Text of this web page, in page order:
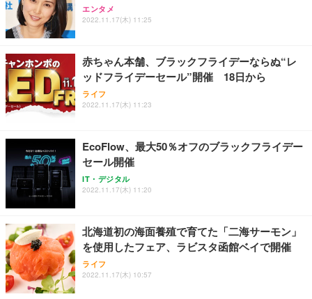
エンタメ
2022.11.17(木) 11:25
赤ちゃん本舗、ブラックフライデーならぬ“レ
ッドフライデーセール”開催 18日から
ライフ
2022.11.17(木) 11:23
EcoFlow、最大50％オフのブラックフライデー
セール開催
IT・デジタル
2022.11.17(木) 11:20
北海道初の海面養殖で育てた「二海サーモン」
を使用したフェア、ラビスタ函館ベイで開催
ライフ
2022.11.17(木) 10:57